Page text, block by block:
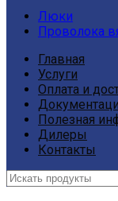
Люки
Проволока
Главная
Услуги
Оплата и
Полезная
Дилеры
Контакты